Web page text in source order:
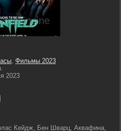
, Фильмы 2023
2023
Кейдж, Бен Шварц, Аквафина,